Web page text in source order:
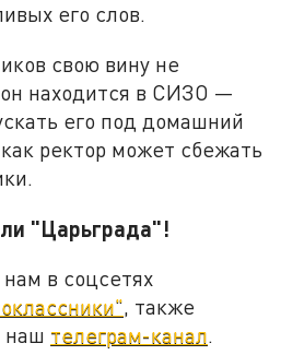
его слов.
свою вину не
находится в СИЗО —
его под домашний
ректор может сбежать
"Царьграда"!
в соцсетях
, также
наш телеграм-канал.